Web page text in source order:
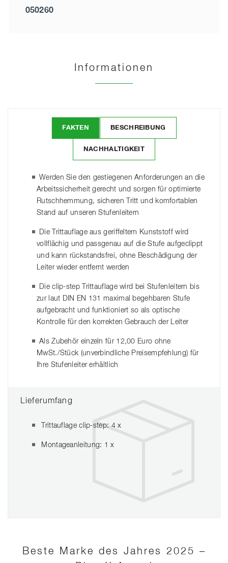
050260
Informationen
FAKTEN BESCHREIBUNG
NACHHALTIGKEIT
Werden Sie den gestiegenen Anforderungen an die
Arbeitssicherheit gerecht und sorgen für optimierte
Rutschhemmung, sicheren Tritt und komfortablen
Stand auf unseren Stufenleitern
Die Trittauflage aus geriffeltem Kunststoff wird
vollflächig und passgenau auf die Stufe aufgeclippt
und kann rückstandsfrei, ohne Beschädigung der
Leiter wieder entfernt werden
Die clip-step Trittauflage wird bei Stufenleitern bis
zur laut DIN EN 131 maximal begehbaren Stufe
aufgebracht und funktioniert so als optische
Kontrolle für den korrekten Gebrauch der Leiter
Als Zubehör einzeln für 12,00 Euro ohne
MwSt./Stück (unverbindliche Preisempfehlung) für
Ihre Stufenleiter erhältlich
Lieferumfang
Trittauflage clip-step: 4 x
Montageanleitung: 1 x
Beste Marke des Jahres 2025 –